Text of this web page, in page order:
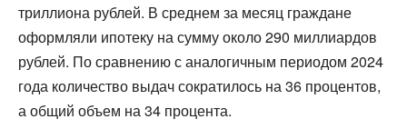
триллиона рублей. В среднем за месяц граждане
оформляли ипотеку на сумму около 290 миллиардов
рублей. По сравнению с аналогичным периодом 2024
года количество выдач сократилось на 36 процентов,
а общий объем на 34 процента.